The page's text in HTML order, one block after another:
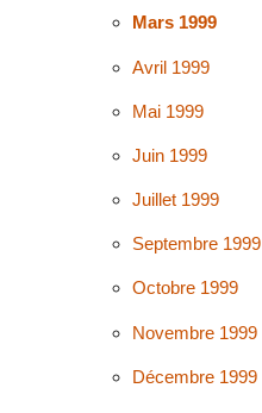
Mars 1999
Avril 1999
Mai 1999
Juin 1999
Juillet 1999
Septembre 1999
Octobre 1999
Novembre 1999
Décembre 1999